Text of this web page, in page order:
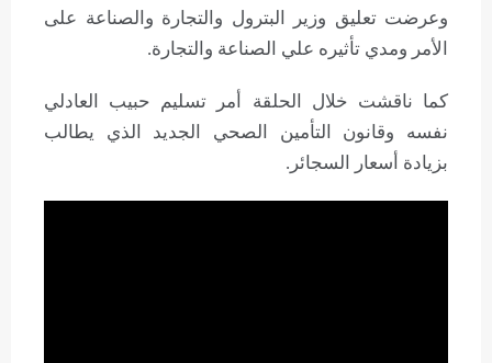
وعرضت تعليق وزير البترول والتجارة والصناعة على
الأمر ومدي تأثيره علي الصناعة والتجارة.
كما ناقشت خلال الحلقة أمر تسليم حبيب العادلي
نفسه وقانون التأمين الصحي الجديد الذي يطالب
بزيادة أسعار السجائر.